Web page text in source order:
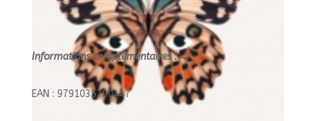
Informations complémentaires :
EAN : 9791035700447